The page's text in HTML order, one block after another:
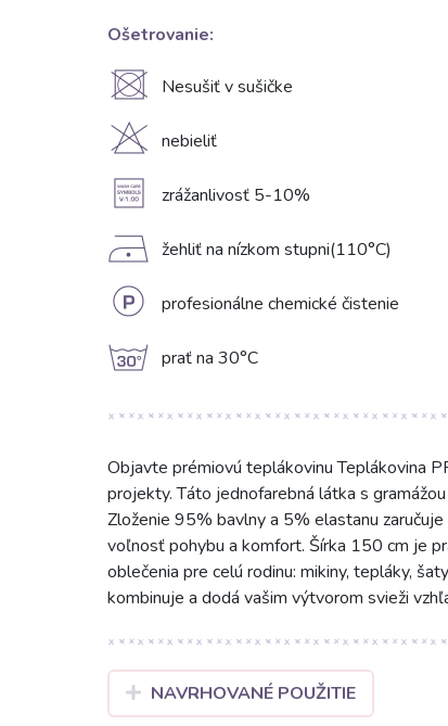
Ošetrovanie:
U Nesušiť v sušičke
H nebieliť
A zrážanlivosť 5-10%
D žehliť na nízkom stupni(110°C)
L profesionálne chemické čistenie
g prať na 30°C
Objavte prémiovú teplákovinu Teplákovina
projekty. Táto jednofarebná látka s
Zloženie 95% bavlny a 5% elastanu
voľnosť pohybu a komfort. Šírka 150 cm je
oblečenia pre celú rodinu: mikiny, tepláky,
kombinuje a dodá vašim výtvorom svieži
NAVRHOVANÉ POUŽITIE